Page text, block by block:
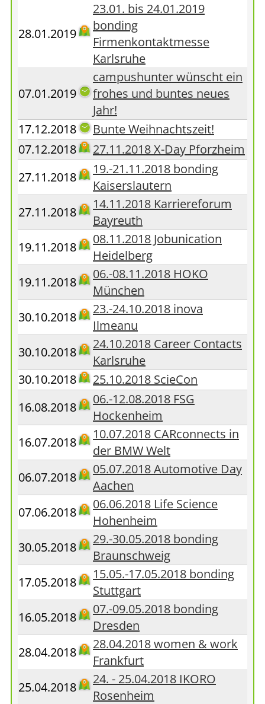
28.01.2019
23.01. bis 24.01.2019
bonding
Firmenkontaktmesse
Karlsruhe
07.01.2019
campushunter wünscht ein
frohes und buntes neues
Jahr!
17.12.2018
Bunte Weihnachtszeit!
07.12.2018
27.11.2018 X-Day Pforzheim
27.11.2018
19.-21.11.2018 bonding
Kaiserslautern
27.11.2018
14.11.2018 Karriereforum
Bayreuth
19.11.2018
08.11.2018 Jobunication
Heidelberg
19.11.2018
06.-08.11.2018 HOKO
München
30.10.2018
23.-24.10.2018 inova
Ilmeanu
30.10.2018
24.10.2018 Career Contacts
Karlsruhe
30.10.2018
25.10.2018 ScieCon
16.08.2018
06.-12.08.2018 FSG
Hockenheim
16.07.2018
10.07.2018 CARconnects in
der BMW Welt
06.07.2018
05.07.2018 Automotive Day
Aachen
07.06.2018
06.06.2018 Life Science
Hohenheim
30.05.2018
29.-30.05.2018 bonding
Braunschweig
17.05.2018
15.05.-17.05.2018 bonding
Stuttgart
16.05.2018
07.-09.05.2018 bonding
Dresden
28.04.2018
28.04.2018 women & work
Frankfurt
25.04.2018
24. - 25.04.2018 IKORO
Rosenheim